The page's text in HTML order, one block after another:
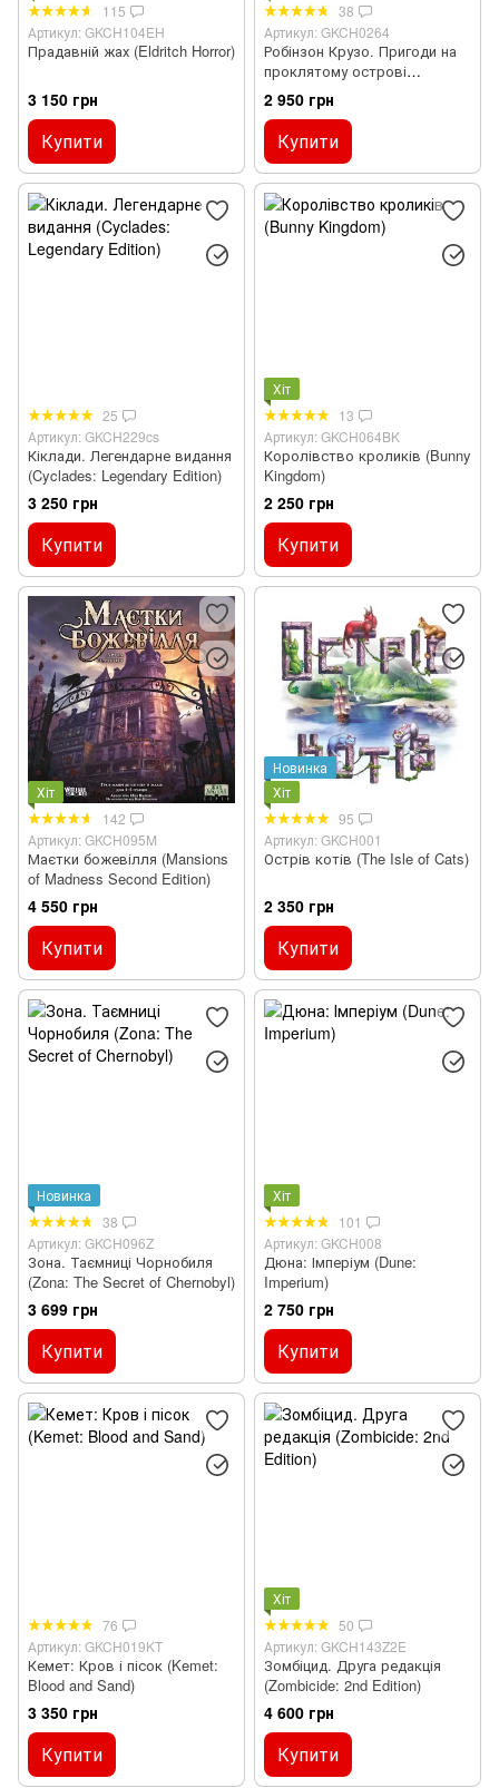
115
Артикул: GKCH104EH
Прадавній жах (Eldritch Horror)
3 150 грн
Купити
38
Артикул: GKCH0264
Робінзон Крузо. Пригоди на
проклятому острові
(Robinson Crusoe: Adventures
on the Cursed Island)
2 950 грн
Купити
25
Артикул: GKCH229cs
Кіклади. Легендарне видання
(Cyclades: Legendary Edition)
3 250 грн
Купити
Хіт
13
Артикул: GKCH064BK
Королівство кроликів (Bunny
Kingdom)
2 250 грн
Купити
Хіт
142
Артикул: GKCH095M
Маєтки божевілля (Mansions
of Madness Second Edition)
4 550 грн
Купити
Новинка
Хіт
95
Артикул: GKCH001
Острів котів (The Isle of Cats)
2 350 грн
Купити
Новинка
38
Артикул: GKCH096Z
Зона. Таємниці Чорнобиля
(Zona: The Secret of Chernobyl)
3 699 грн
Купити
Хіт
101
Артикул: GKCH008
Дюна: Імперіум (Dune:
Imperium)
2 750 грн
Купити
76
Артикул: GKCH019KT
Кемет: Кров і пісок (Kemet:
Blood and Sand)
3 350 грн
Купити
Хіт
50
Артикул: GKCH143Z2E
Зомбіцид. Друга редакція
(Zombicide: 2nd Edition)
4 600 грн
Купити